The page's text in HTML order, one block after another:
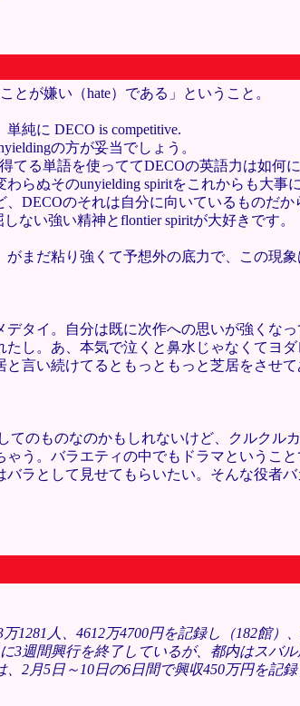
が嫌い（hate）である」ということ。
純に DECO is competitive.
の方が妥当でしょう。
てる単語を使っててDECOの英語力は如何
らぬそのunyielding spiritをこれからも大
DECOのそれは自分に向いているものだか
ない強い精神とflontier spiritが大好きです。
まだ粘り強くて予想外の底力で、この現
タイ。自分は既に次作への思いが強くな
し。あ、本気で泣くと鼻水じゃなくてヨダ
言い続けてるともっともっと芝居をさせ
のものなのかもしれないけど、クルクル
う。バラエティの中でもドラマというこ
ラとして見せてもらいたい。そんな役者
人、4612万4700円を記録し（182館）
3週間興行を終了しているが、都内はスバ
2月5日～10日の6日間で興収450万円を記